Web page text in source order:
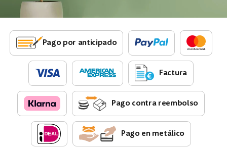
Pago por anticipado
Factura
Pago contra reembolso
Pago en metálico